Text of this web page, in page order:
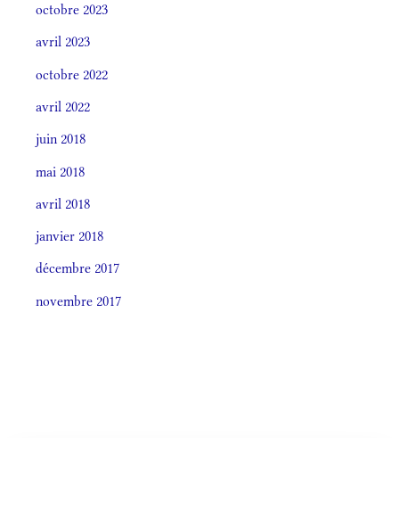
octobre 2023
avril 2023
octobre 2022
avril 2022
juin 2018
mai 2018
avril 2018
janvier 2018
décembre 2017
novembre 2017